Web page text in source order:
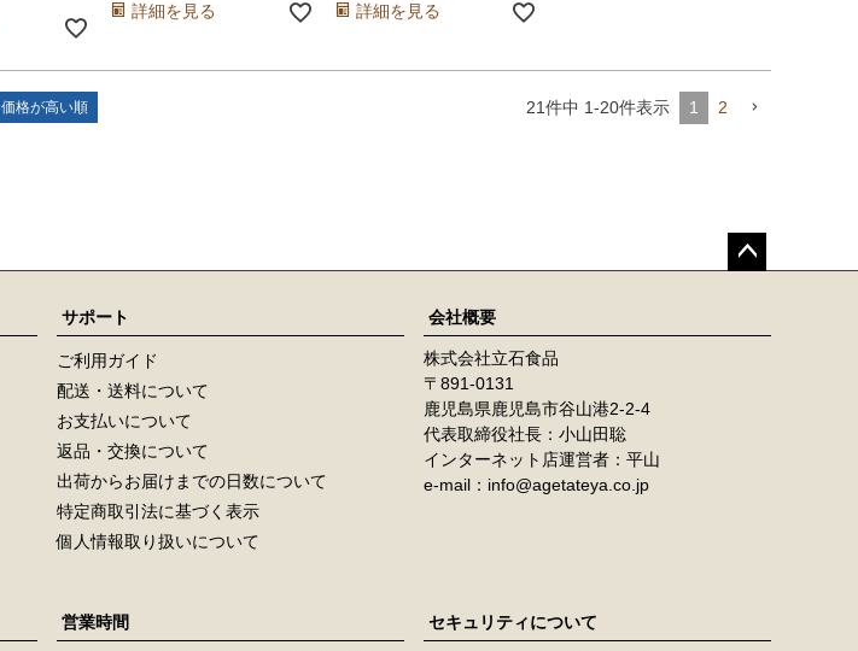
詳細を見る 詳細を見る
価格が高い順 21件中 1-20件表示 1 2
ップ
サポート
ご利用ガイド
配送・送料について
お支払いについて
返品・交換について
出荷からお届けまでの日数について
特定商取引法に基づく表示
個人情報取り扱いについて
会社概要
株式会社立石食品
891-0131
鹿児島県鹿児島市谷山港2-2-4
代表取締役社長：小山田聡
インターネット店運営者：平山
e-mail：info@agetateya.co.jp
営業時間 セキュリティについて